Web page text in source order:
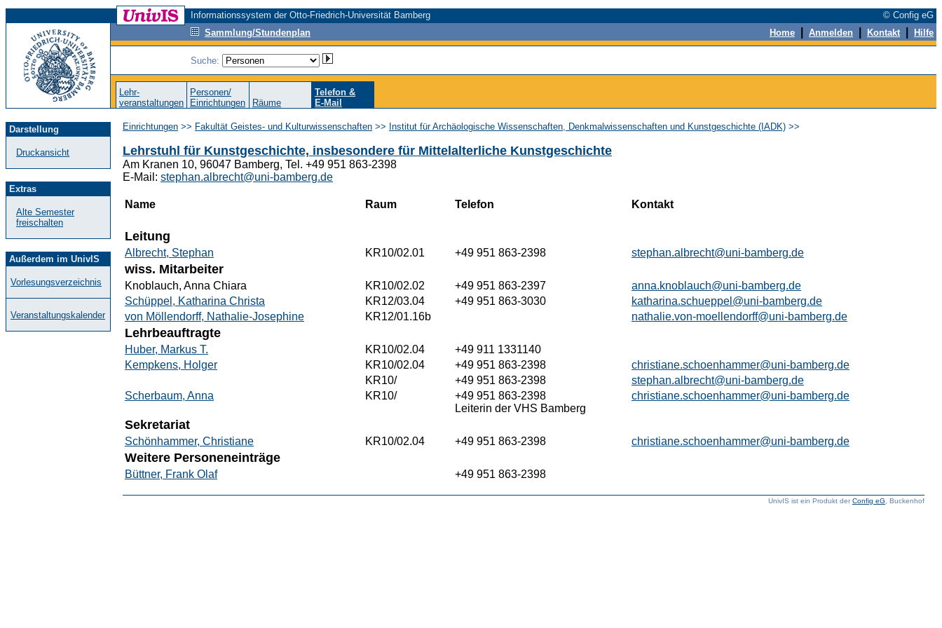
Informationssystem der Otto-Friedrich-Universität Bamberg
© Config eG
Sammlung/Stundenplan
Home Anmelden Kontakt Hilfe
Suche:
Lehr-
veranstaltungen
Personen/
Einrichtungen
Räume
Telefon &
E-Mail
Darstellung
Druckansicht
Extras
Alte Semester
freischalten
Außerdem im UnivIS
Vorlesungsverzeichnis
Veranstaltungskalender
Einrichtungen >> Fakultät Geistes- und Kulturwissenschaften >> Institut für Archäologische Wissenschaften, Denkmalwissenschaften und Kunstgeschichte (IADK) >>
Lehrstuhl für Kunstgeschichte, insbesondere für Mittelalterliche Kunstgeschichte
Am Kranen 10, 96047 Bamberg, Tel. +49 951 863-2398
E-Mail: stephan.albrecht@uni-bamberg.de
Name Raum Telefon Kontakt
Leitung
Albrecht, Stephan KR10/02.01 +49 951 863-2398 stephan.albrecht@uni-bamberg.de
wiss. Mitarbeiter
Knoblauch, Anna Chiara KR10/02.02 +49 951 863-2397
anna.knoblauch@uni-bamberg.de
Schüppel, Katharina Christa
KR12/03.04 +49 951 863-3030
katharina.schueppel@uni-bamberg.de
von Möllendorff, Nathalie-Josephine
KR12/01.16b nathalie.von-moellendorff@uni-bamberg.de
Lehrbeauftragte
Huber, Markus T. KR10/02.04
+49 911 1331140
Kempkens, Holger
KR10/02.04 +49 951 863-2398
christiane.schoenhammer@uni-bamberg.de
KR10/
+49 951 863-2398
stephan.albrecht@uni-bamberg.de
Scherbaum, Anna
KR10/
+49 951 863-2398
Leiterin der VHS Bamberg
christiane.schoenhammer@uni-bamberg.de
Sekretariat
Schönhammer, Christiane KR10/02.04 +49 951 863-2398 christiane.schoenhammer@uni-bamberg.de
Weitere Personeneinträge
Büttner, Frank Olaf +49 951 863-2398
UnivIS ist ein Produkt derConfig eG , Buckenhof